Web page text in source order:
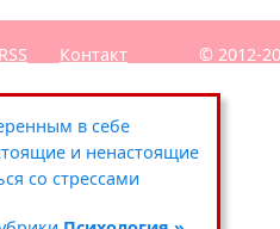
RSS Контакт © 2012-
звёзд
вокруг глаз
кухня
одежды
и кашпо
в себе
и ненастоящие
со стрессами